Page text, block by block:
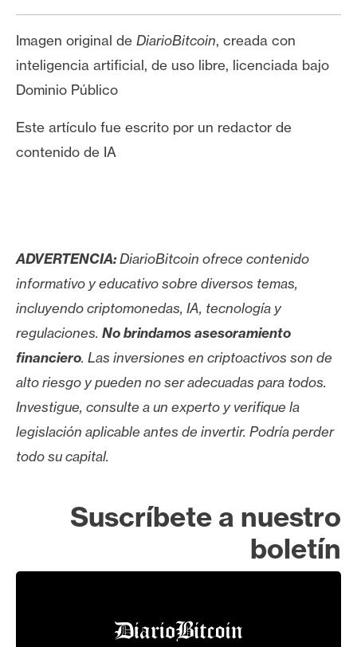
Imagen original de DiarioBitcoin, creada con
inteligencia artificial, de uso libre, licenciada bajo
Dominio Público
Este artículo fue escrito por un redactor de
contenido de IA
ADVERTENCIA:DiarioBitcoin ofrece contenido
informativo y educativo sobre diversos temas,
incluyendo criptomonedas, IA, tecnología y
regulaciones. No brindamos asesoramiento
financiero. Las inversiones en criptoactivos son de
alto riesgo y pueden no ser adecuadas para todos.
Investigue, consulte a un experto y verifique la
legislación aplicable antes de invertir. Podría perder
todo su capital.
Suscríbete a nuestro
boletín